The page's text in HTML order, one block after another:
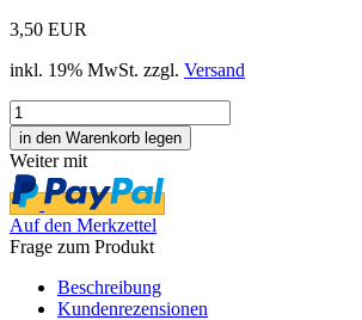
3,50 EUR
inkl. 19% MwSt. zzgl. Versand
Weiter mit
Auf den Merkzettel
Frage zum Produkt
Beschreibung
Kundenrezensionen